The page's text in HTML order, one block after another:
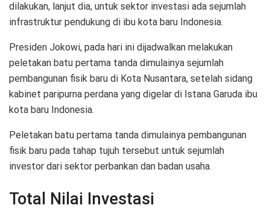
dilakukan, lanjut dia, untuk sektor investasi ada sejumlah
infrastruktur pendukung di ibu kota baru Indonesia.
Presiden Jokowi, pada hari ini dijadwalkan melakukan
peletakan batu pertama tanda dimulainya sejumlah
pembangunan fisik baru di Kota Nusantara, setelah sidang
kabinet paripurna perdana yang digelar di Istana Garuda ibu
kota baru Indonesia.
Peletakan batu pertama tanda dimulainya pembangunan
fisik baru pada tahap tujuh tersebut untuk sejumlah
investor dari sektor perbankan dan badan usaha.
Total Nilai Investasi